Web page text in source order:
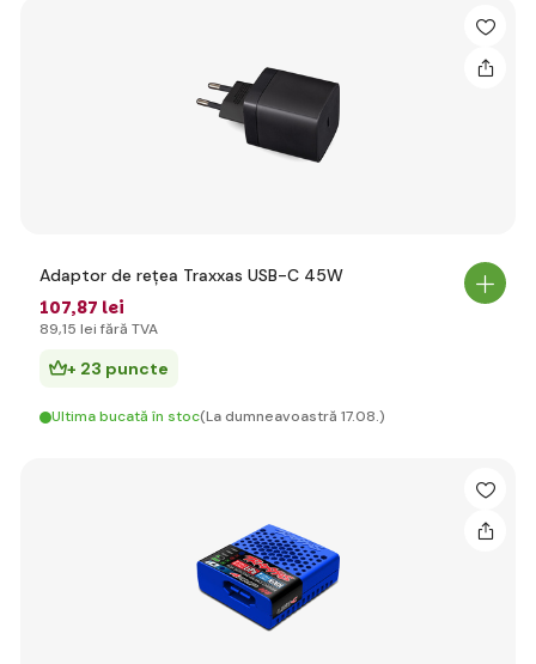
Adaptor de rețea Traxxas USB-C 45W
107,87 lei
89,15 lei fără TVA
+ 23 puncte
Ultima bucată în stoc(La dumneavoastră 17.08.)